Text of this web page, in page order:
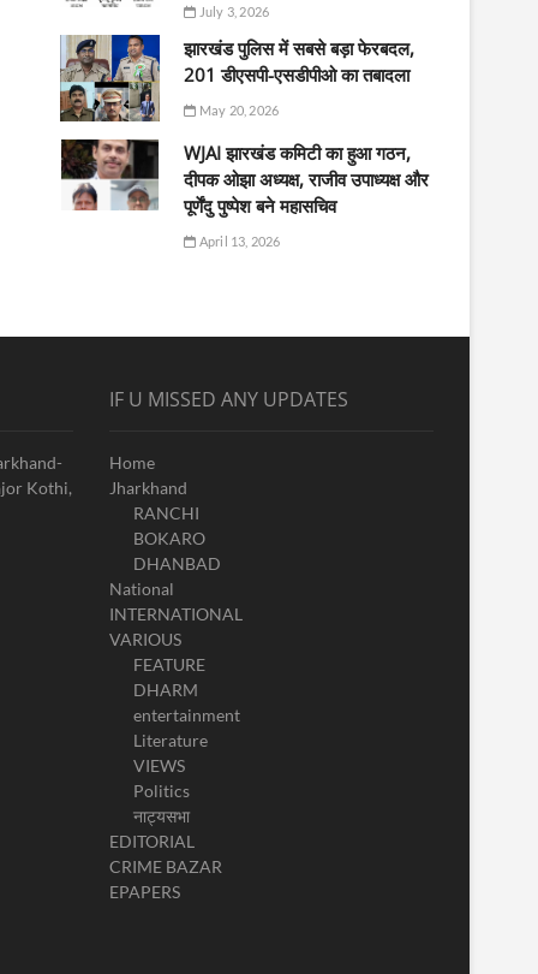
July 3, 2026
झारखंड पुलिस में सबसे बड़ा फेरबदल,
201 डीएसपी-एसडीपीओ का तबादला
May 20, 2026
WJAI झारखंड कमिटी का हुआ गठन,
दीपक ओझा अध्यक्ष, राजीव उपाध्यक्ष और
पूर्णेंदु पुष्पेश बने महासचिव
April 13, 2026
Kothi,
IF U MISSED ANY UPDATES
Home
Jharkhand
RANCHI
BOKARO
DHANBAD
National
INTERNATIONAL
VARIOUS
FEATURE
DHARM
entertainment
Literature
VIEWS
Politics
नाट्यसभा
EDITORIAL
CRIME BAZAR
EPAPERS